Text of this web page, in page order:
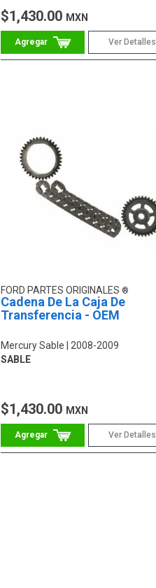
$1,430.00 MXN
Ver Detalles
FORD PARTES ORIGINALES
Cadena De La Caja De
Transferencia - OEM
Mercury Sable
2008-2009
SABLE
$1,430.00 MXN
Ver Detalles